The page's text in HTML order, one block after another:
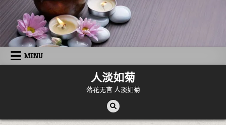
Skip to content
MENU
人淡如菊
落花无言 人淡如菊